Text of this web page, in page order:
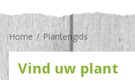
Home Plantengids
Vind uw plant